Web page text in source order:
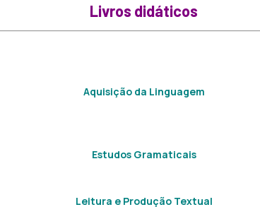
Livros didáticos
Aquisição da Linguagem
Estudos Gramaticais
Leitura e Produção Textual